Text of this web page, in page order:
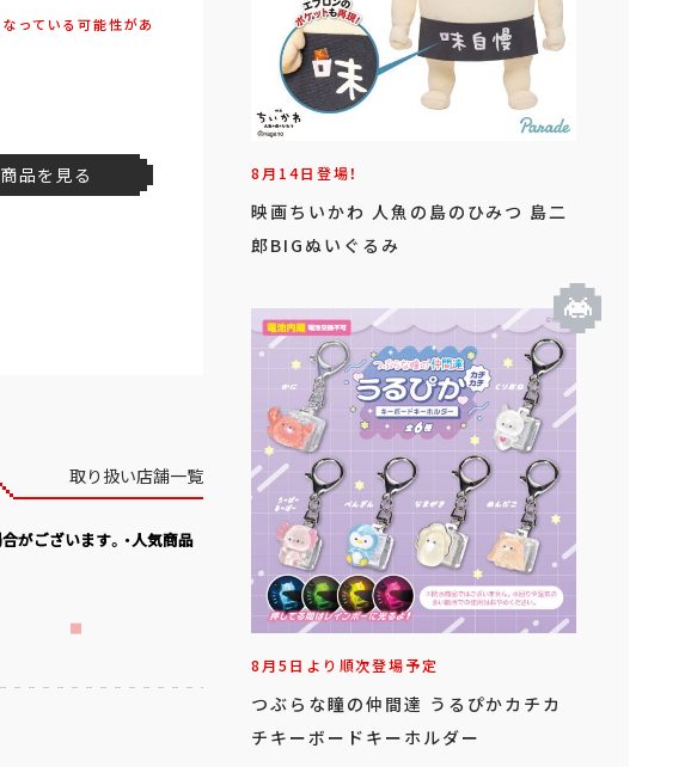
っている可能性があ
品を見る
取り扱い店舗一覧
がございます。・人気商品
8月14日登場！
映画ちいかわ 人魚の島のひみつ 島二
郎BIGぬいぐるみ
8月5日より順次登場予定
つぶらな瞳の仲間達 うるぴかカチカ
チキーボードキーホルダー